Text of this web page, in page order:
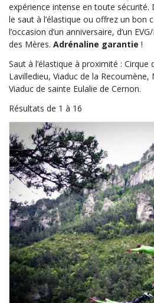
expérience intense en toute sécurité.
le saut à l’élastique ou offrez un bon
l’occasion d’un anniversaire, d’un
des Mères. Adrénaline garantie !
Saut à l’élastique à proximité :
Lavilledieu, Viaduc de la Recoumène,
Viaduc de sainte Eulalie de Cernon.
Résultats de 1 à 16